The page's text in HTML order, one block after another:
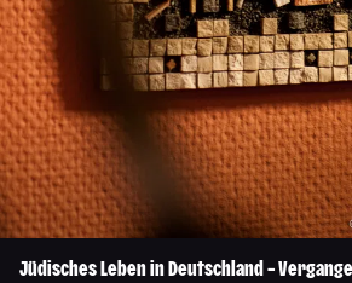
Jüdisches Leben in Deutschland –